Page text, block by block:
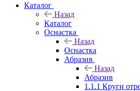
Каталог
Назад
Каталог
Оснастка
Назад
Оснастка
Абразив
Назад
Абразив
1.1.1 Круги